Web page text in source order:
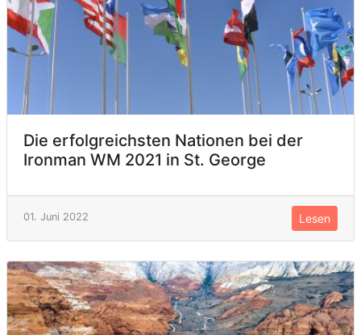
Die erfolgreichsten Nationen bei der
Ironman WM 2021 in St. George
01. Juni 2022 Lesen